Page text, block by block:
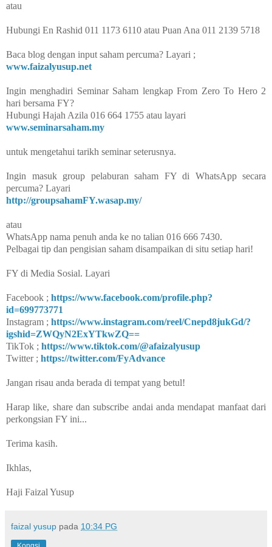
atau
Hubungi En Rashid 011 1173 6110 atau Puan Ana 011 2139 5718
Baca blog dengan input saham percuma? Layari ;
www.faizalyusup.net
Ingin menghadiri Seminar Saham lengkap From Zero To Hero 2
hari bersama FY?
Hubungi Hajah Azila 016 664 1755 atau layari
www.seminarsaham.my
untuk mengetahui tarikh seminar seterusnya.
Ingin masuk group pelaburan saham FY di WhatsApp secara
percuma? Layari
http://groupsahamFY.wasap.my/​
atau
WhatsApp nama penuh anda ke no talian 016 666 7430.
Pelbagai tip dan pengisian saham disampaikan di situ setiap hari!
FY di Media Sosial. Layari
Facebook ; https://www.facebook.com/profile.php?
id=699773771
Instagram ; https://www.instagram.com/reel/Cnepd8jukGd/?
igshid=ZWQyN2ExYTkwZQ==
TikTok ; https://www.tiktok.com/@afaizalyusup
Twitter ; https://twitter.com/FyAdvance
Jangan risau anda berada di tempat yang betul!
Harap like, share dan subscribe andai anda mendapat manfaat dari
perkongsian FY ini...
Terima kasih.
Ikhlas,
Haji Faizal Yusup
faizal yusup pada 10:34 PG